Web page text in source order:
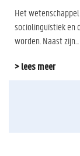
Het
sociolinguïstiek en
worden. Naast zijn...
> lees meer